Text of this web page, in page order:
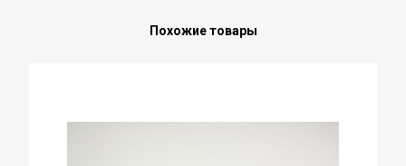
Похожие товары